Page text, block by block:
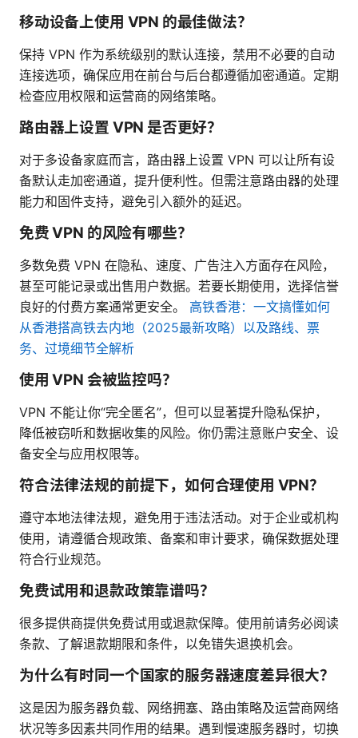
移动设备上使用 VPN 的最佳做法？
保持 VPN 作为系统级别的默认连接，禁用不必要的自动
连接选项，确保应用在前台与后台都遵循加密通道。定期
检查应用权限和运营商的网络策略。
路由器上设置 VPN 是否更好？
对于多设备家庭而言，路由器上设置 VPN 可以让所有设
备默认走加密通道，提升便利性。但需注意路由器的处理
能力和固件支持，避免引入额外的延迟。
免费 VPN 的风险有哪些？
多数免费 VPN 在隐私、速度、广告注入方面存在风险，
甚至可能记录或出售用户数据。若要长期使用，选择信誉
良好的付费方案通常更安全。 高铁香港：一文搞懂如何
从香港搭高铁去内地（2025最新攻略）以及路线、票
务、过境细节全解析
使用 VPN 会被监控吗？
VPN 不能让你“完全匿名”，但可以显著提升隐私保护，
降低被窃听和数据收集的风险。你仍需注意账户安全、设
备安全与应用权限等。
符合法律法规的前提下，如何合理使用 VPN？
遵守本地法律法规，避免用于违法活动。对于企业或机构
使用，请遵循合规政策、备案和审计要求，确保数据处理
符合行业规范。
免费试用和退款政策靠谱吗？
很多提供商提供免费试用或退款保障。使用前请务必阅读
条款、了解退款期限和条件，以免错失退换机会。
为什么有时同一个国家的服务器速度差异很大？
这是因为服务器负载、网络拥塞、路由策略及运营商网络
状况等多因素共同作用的结果。遇到慢速服务器时，切换